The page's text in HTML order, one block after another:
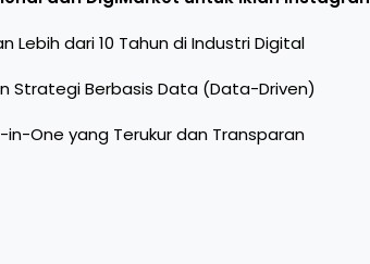
Lebih dari 10 Tahun di Industri Digital
Strategi Berbasis Data (Data-Driven)
in-One yang Terukur dan Transparan